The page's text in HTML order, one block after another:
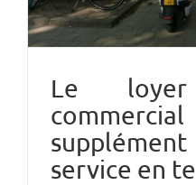
Le
service en